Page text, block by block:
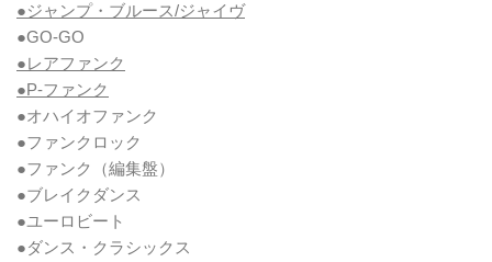
●ジャンプ・ブルース/ジャイヴ
●GO-GO
●レアファンク
●P-ファンク
●オハイオファンク
●ファンクロック
●ファンク
（編集盤）
●ブレイクダンス
●ユーロビート
●ダンス・クラシックス